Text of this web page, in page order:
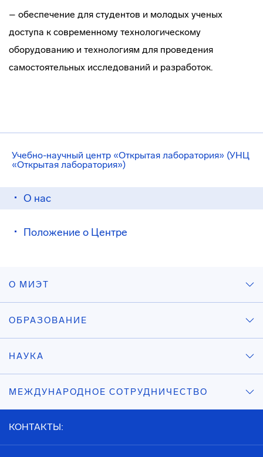
Учебно-научный центр «Открытая лаборатория» (УНЦ
«Открытая лаборатория»)
О нас
Положение о Центре
– обеспечение для студентов и молодых ученых
доступа к современному технологическому
оборудованию и технологиям для проведения
самостоятельных исследований и разработок.
О МИЭТ
ОБРАЗОВАНИЕ
НАУКА
МЕЖДУНАРОДНОЕ СОТРУДНИЧЕСТВО
КОНТАКТЫ: